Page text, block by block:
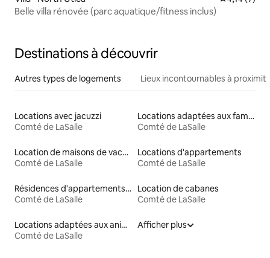
Belle villa rénovée (parc aquatique/fitness inclus)
Destinations à découvrir
Autres types de logements Lieux incontournables à
Locations avec jacuzzi
Comté de LaSalle
Locations adaptées aux familles
Comté de LaSalle
Location de maisons de vacances
Comté de LaSalle
Locations d'appartements
Comté de LaSalle
Résidences d'appartements en location
Comté de LaSalle
Location de cabanes
Comté de LaSalle
Locations adaptées aux animaux
Comté de LaSalle
Afficher plus